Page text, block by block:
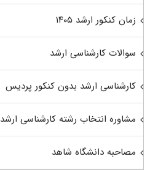
زمان کنکور ارشد ۱۴۰۵
سوالات کارشناسی ارشد
کارشناسی ارشد بدون کنکور پردیس
مشاوره انتخاب رشته کارشناسی ارشد
مصاحبه دانشگاه شاهد